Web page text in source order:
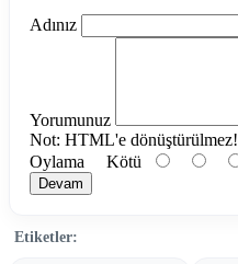
Adınız
Yorumunuz
Not: HTML'e dönüştürülmez!
Oylama Kötü
Devam
Etiketler: